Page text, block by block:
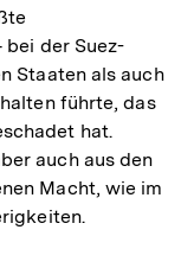
der Suez-
Staaten als auch
führte, das
hat.
auch aus den
Macht, wie im